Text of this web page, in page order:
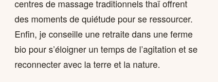
centres de massage traditionnels thaï offrent
des moments de quiétude pour se ressourcer.
Enfin, je conseille une retraite dans une ferme
bio pour s’éloigner un temps de l’agitation et se
reconnecter avec la terre et la nature.